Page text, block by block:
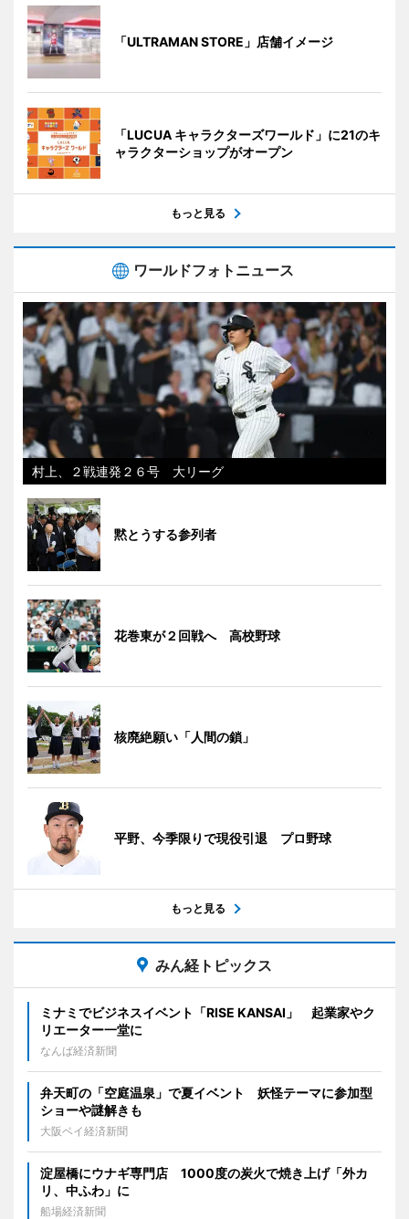
「ULTRAMAN STORE」店舗イメージ
「LUCUA キャラクターズワールド」に21のキ
ャラクターショップがオープン
もっと見る
ワールドフォトニュース
村上、２戦連発２６号 大リーグ
黙とうする参列者
花巻東が２回戦へ 高校野球
核廃絶願い「人間の鎖」
平野、今季限りで現役引退 プロ野球
もっと見る
みん経トピックス
ミナミでビジネスイベント「RISE KANSAI」 起業家やク
リエーター一堂に
なんば経済新聞
弁天町の「空庭温泉」で夏イベント 妖怪テーマに参加型
ショーや謎解きも
大阪ベイ経済新聞
淀屋橋にウナギ専門店 1000度の炭火で焼き上げ「外カ
リ、中ふわ」に
船場経済新聞